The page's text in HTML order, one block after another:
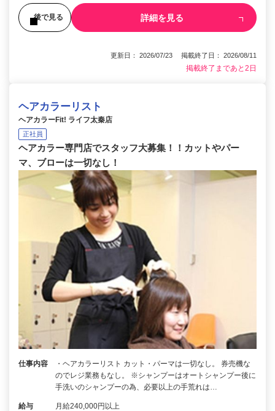
後で見る 詳細を見る
更新日： 2026/07/23 掲載終了日： 2026/08/11
掲載終了まであと2日
ヘアカラーリスト
ヘアカラーFit! ライフ太秦店
正社員
ヘアカラー専門店でスタッフ大募集！！カットやパー
マ、ブローは一切なし！
仕事内容
・ヘアカラーリスト カット・パーマは一切なし。 券売機な
のでレジ業務もなし。 ※シャンプーはオートシャンプー後に
手洗いのシャンプーの為、必要以上の手荒れは…
給与 月給240,000円以上